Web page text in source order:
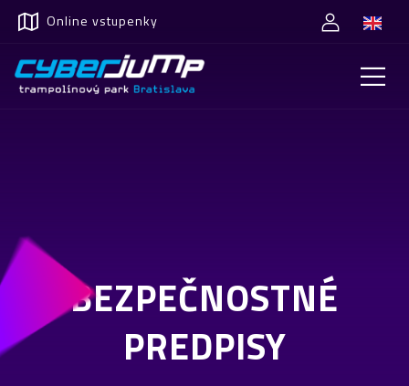
Online vstupenky
BEZPEČNOSTNÉ
PREDPISY